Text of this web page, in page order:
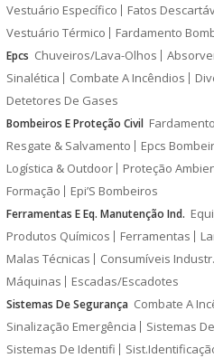
Vestuário Específico
Fatos
Vestuário Térmico
Fardamento
Epcs Chuveiros/Lava-Olhos
Sinalética
Combate A Incêndios
Detetores De Gases
Bombeiros E Proteção Civil
Resgate & Salvamento
Epcs
Logística & Outdoor
Proteção
Formação
Epi’S Bombeiros
Ferramentas E Eq. Manutenção Ind.
Produtos Químicos
Ferramentas
Malas Técnicas
Consumíveis Industr.
Máquinas
Escadas/Escadotes
Sistemas De Segurança Combate A
Sinalização Emergência
Sistemas
Sistemas De Identifi